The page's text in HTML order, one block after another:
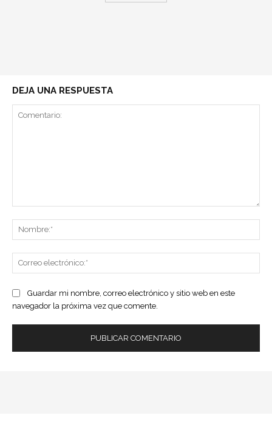
DEJA UNA RESPUESTA
Guardar mi nombre, correo electrónico y sitio web en este
navegador la próxima vez que comente.